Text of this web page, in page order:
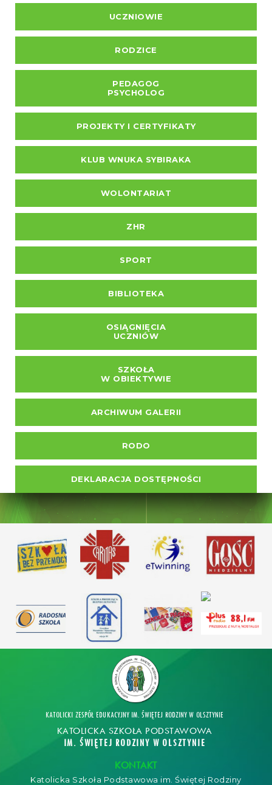
UCZNIOWIE
RODZICE
PEDAGOG
PSYCHOLOG
PROJEKTY I CERTYFIKATY
KLUB WNUKA SYBIRAKA
WOLONTARIAT
ZHR
SPORT
BIBLIOTEKA
OSIĄGNIĘCIA
UCZNIÓW
SZKOŁA
W OBIEKTYWIE
ARCHIWUM GALERII
RODO
DEKLARACJA DOSTĘPNOŚCI
KATOLICKI ZESPÓŁ EDUKACYJNY IM. ŚWIĘTEJ RODZINY W OLSZTYNIE
KATOLICKA SZKOŁA PODSTAWOWA
IM. ŚWIĘTEJ RODZINY W OLSZTYNIE
KONTAKT
Katolicka Szkoła Podstawowa im. Świętej Rodziny